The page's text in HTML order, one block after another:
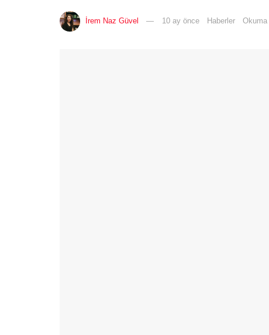
İrem Naz Güvel 10 ay önce Haberler